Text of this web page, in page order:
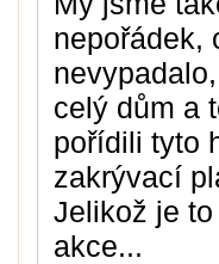
nepořádek,
celý dům a
pořídili tyto
zakrývací
Jelikož je
akce...